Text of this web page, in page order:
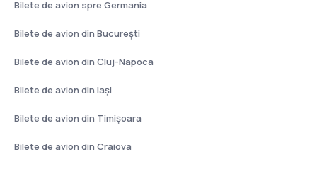
Bilete de avion spre Germania
Bilete de avion din București
Bilete de avion din Cluj-Napoca
Bilete de avion din Iași
Bilete de avion din Timișoara
Bilete de avion din Craiova